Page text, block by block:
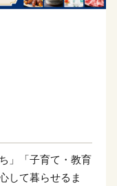
」「子育て・教育
して暮らせるま